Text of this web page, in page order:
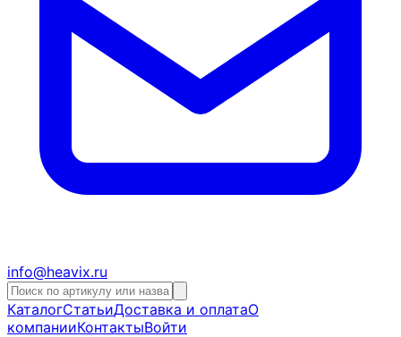
info@heavix.ru
КаталогСтатьиДоставка и оплатаО
компанииКонтактыВойти